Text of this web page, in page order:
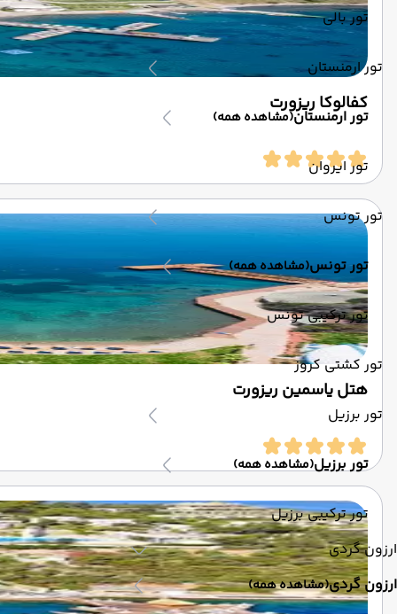
تور بالی
تور ارمنستان
تور ارمنستان(مشاهده همه)
تور ایروان
تور تونس
تور تونس(مشاهده همه)
تور ترکیبی تونس
تور کشتی کروز
تور برزیل
تور برزیل(مشاهده همه)
تور ترکیبی برزیل
ارزون گردی
ارزون گردی(مشاهده همه)
کفالوکا ریزورت
هتل یاسمین ریزورت